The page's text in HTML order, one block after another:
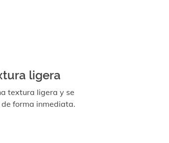
ligera
textura ligera y se
forma inmediata.